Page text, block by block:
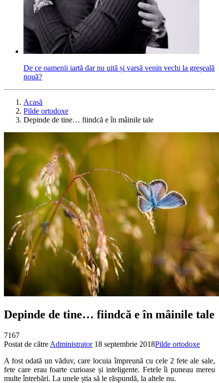
De ce oamenii iartă dar nu uită și varsă venin vechi la greșeală
nouă?
Acasă
Pilde ortodoxe
Depinde de tine… fiindcă e în mâinile tale
Depinde de tine… fiindcă e în mâinile tale
7167
Postat de către Administrator 18 septembrie 2018Pilde ortodoxe
A fost odată un văduv, care locuia împreună cu cele 2 fete ale sale,
fete care erau foarte curioase și inteligente. Fetele îi puneau mereu
multe întrebări. La unele știa să le răspundă, la altele nu.